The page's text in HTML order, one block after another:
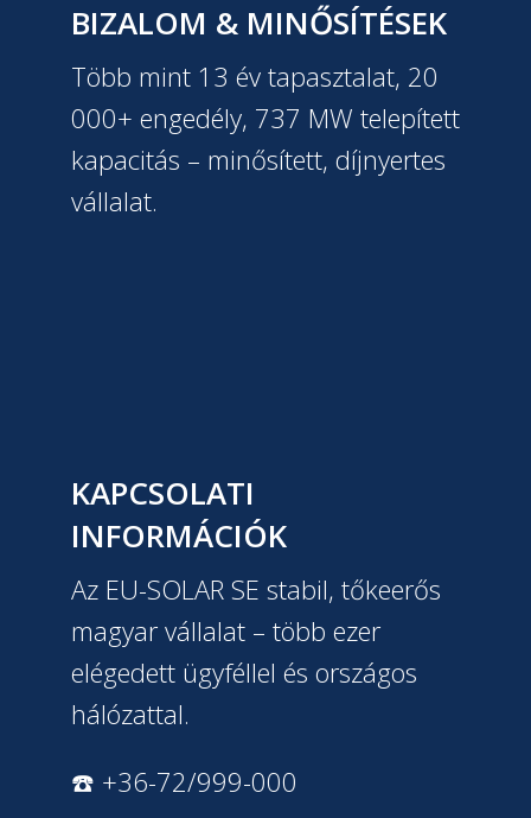
BIZALOM & MINŐSÍTÉSEK
Több mint 13 év tapasztalat, 20
000+ engedély, 737 MW telepített
kapacitás – minősített, díjnyertes
vállalat.
KAPCSOLATI
INFORMÁCIÓK
Az EU-SOLAR SE stabil, tőkeerős
magyar vállalat – több ezer
elégedett ügyféllel és országos
hálózattal.
☎️ +36-72/999-000